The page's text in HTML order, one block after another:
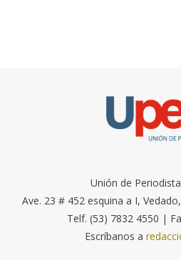
Unión de
Ave. 23 # 452 esquina a I,
Telf. (53) 7832 4550 |
Escríbanos a